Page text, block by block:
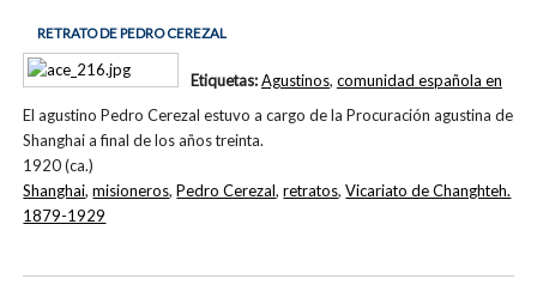
RETRATO DE PEDRO CEREZAL
El agustino Pedro Cerezal estuvo a cargo de la Procuración agustina de
Shanghai a final de los años treinta.
1920 (ca.)
Etiquetas:Agustinos, comunidad española en
Shanghai,misioneros,Pedro Cerezal,retratos,Vicariato de Changhteh.
1879-1929